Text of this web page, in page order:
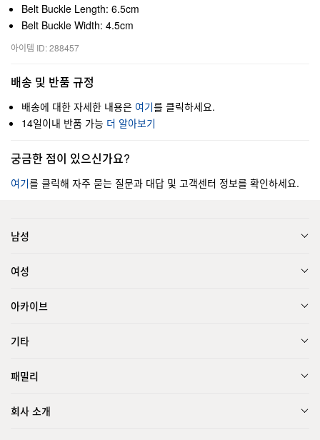
Belt Buckle Length: 6.5cm
Belt Buckle Width: 4.5cm
아이템 ID: 288457
배송 및 반품 규정
배송에 대한 자세한 내용은 여기를 클릭하세요.
14일이내 반품 가능 더 알아보기
궁금한 점이 있으신가요?
여기를 클릭해 자주 묻는 질문과 대답 및 고객센터 정보를 확인하세요.
남성
여성
아카이브
기타
패밀리
회사 소개